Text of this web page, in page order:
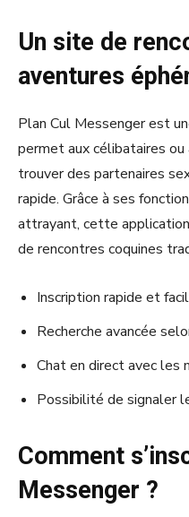
Un site de
aventures
Plan Cul Messenger est
permet aux célibataires
trouver des partenaires
rapide. Grâce à ses
attrayant, cette
de rencontres coquines
Inscription rapide et
Recherche avancée
Chat en direct avec les
Possibilité de signaler
Comment
Messenger ?